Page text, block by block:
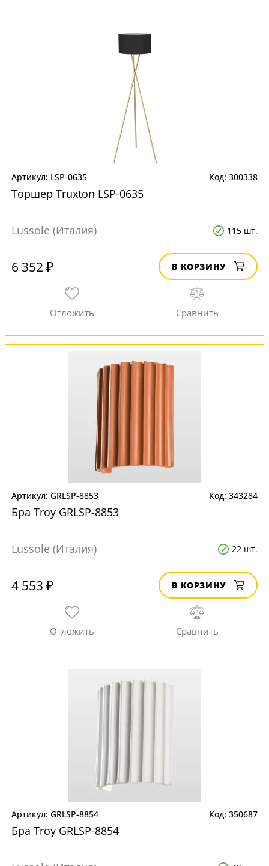
LSP-0635 300338
Торшер Truxton LSP-0635
Lussole (Италия) 115 шт.
6 352 ₽ В КОРЗИНУ
GRLSP-8853 343284
Бра Troy GRLSP-8853
Lussole (Италия) 22 шт.
4 553 ₽ В КОРЗИНУ
GRLSP-8854 350687
Бра Troy GRLSP-8854